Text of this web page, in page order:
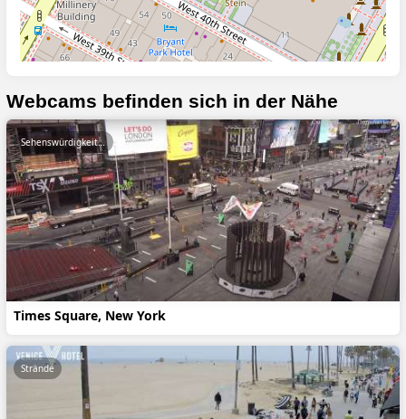
Webcams befinden sich in der Nähe
Times Square, New York
Sehenswürdigkeiten
Strände